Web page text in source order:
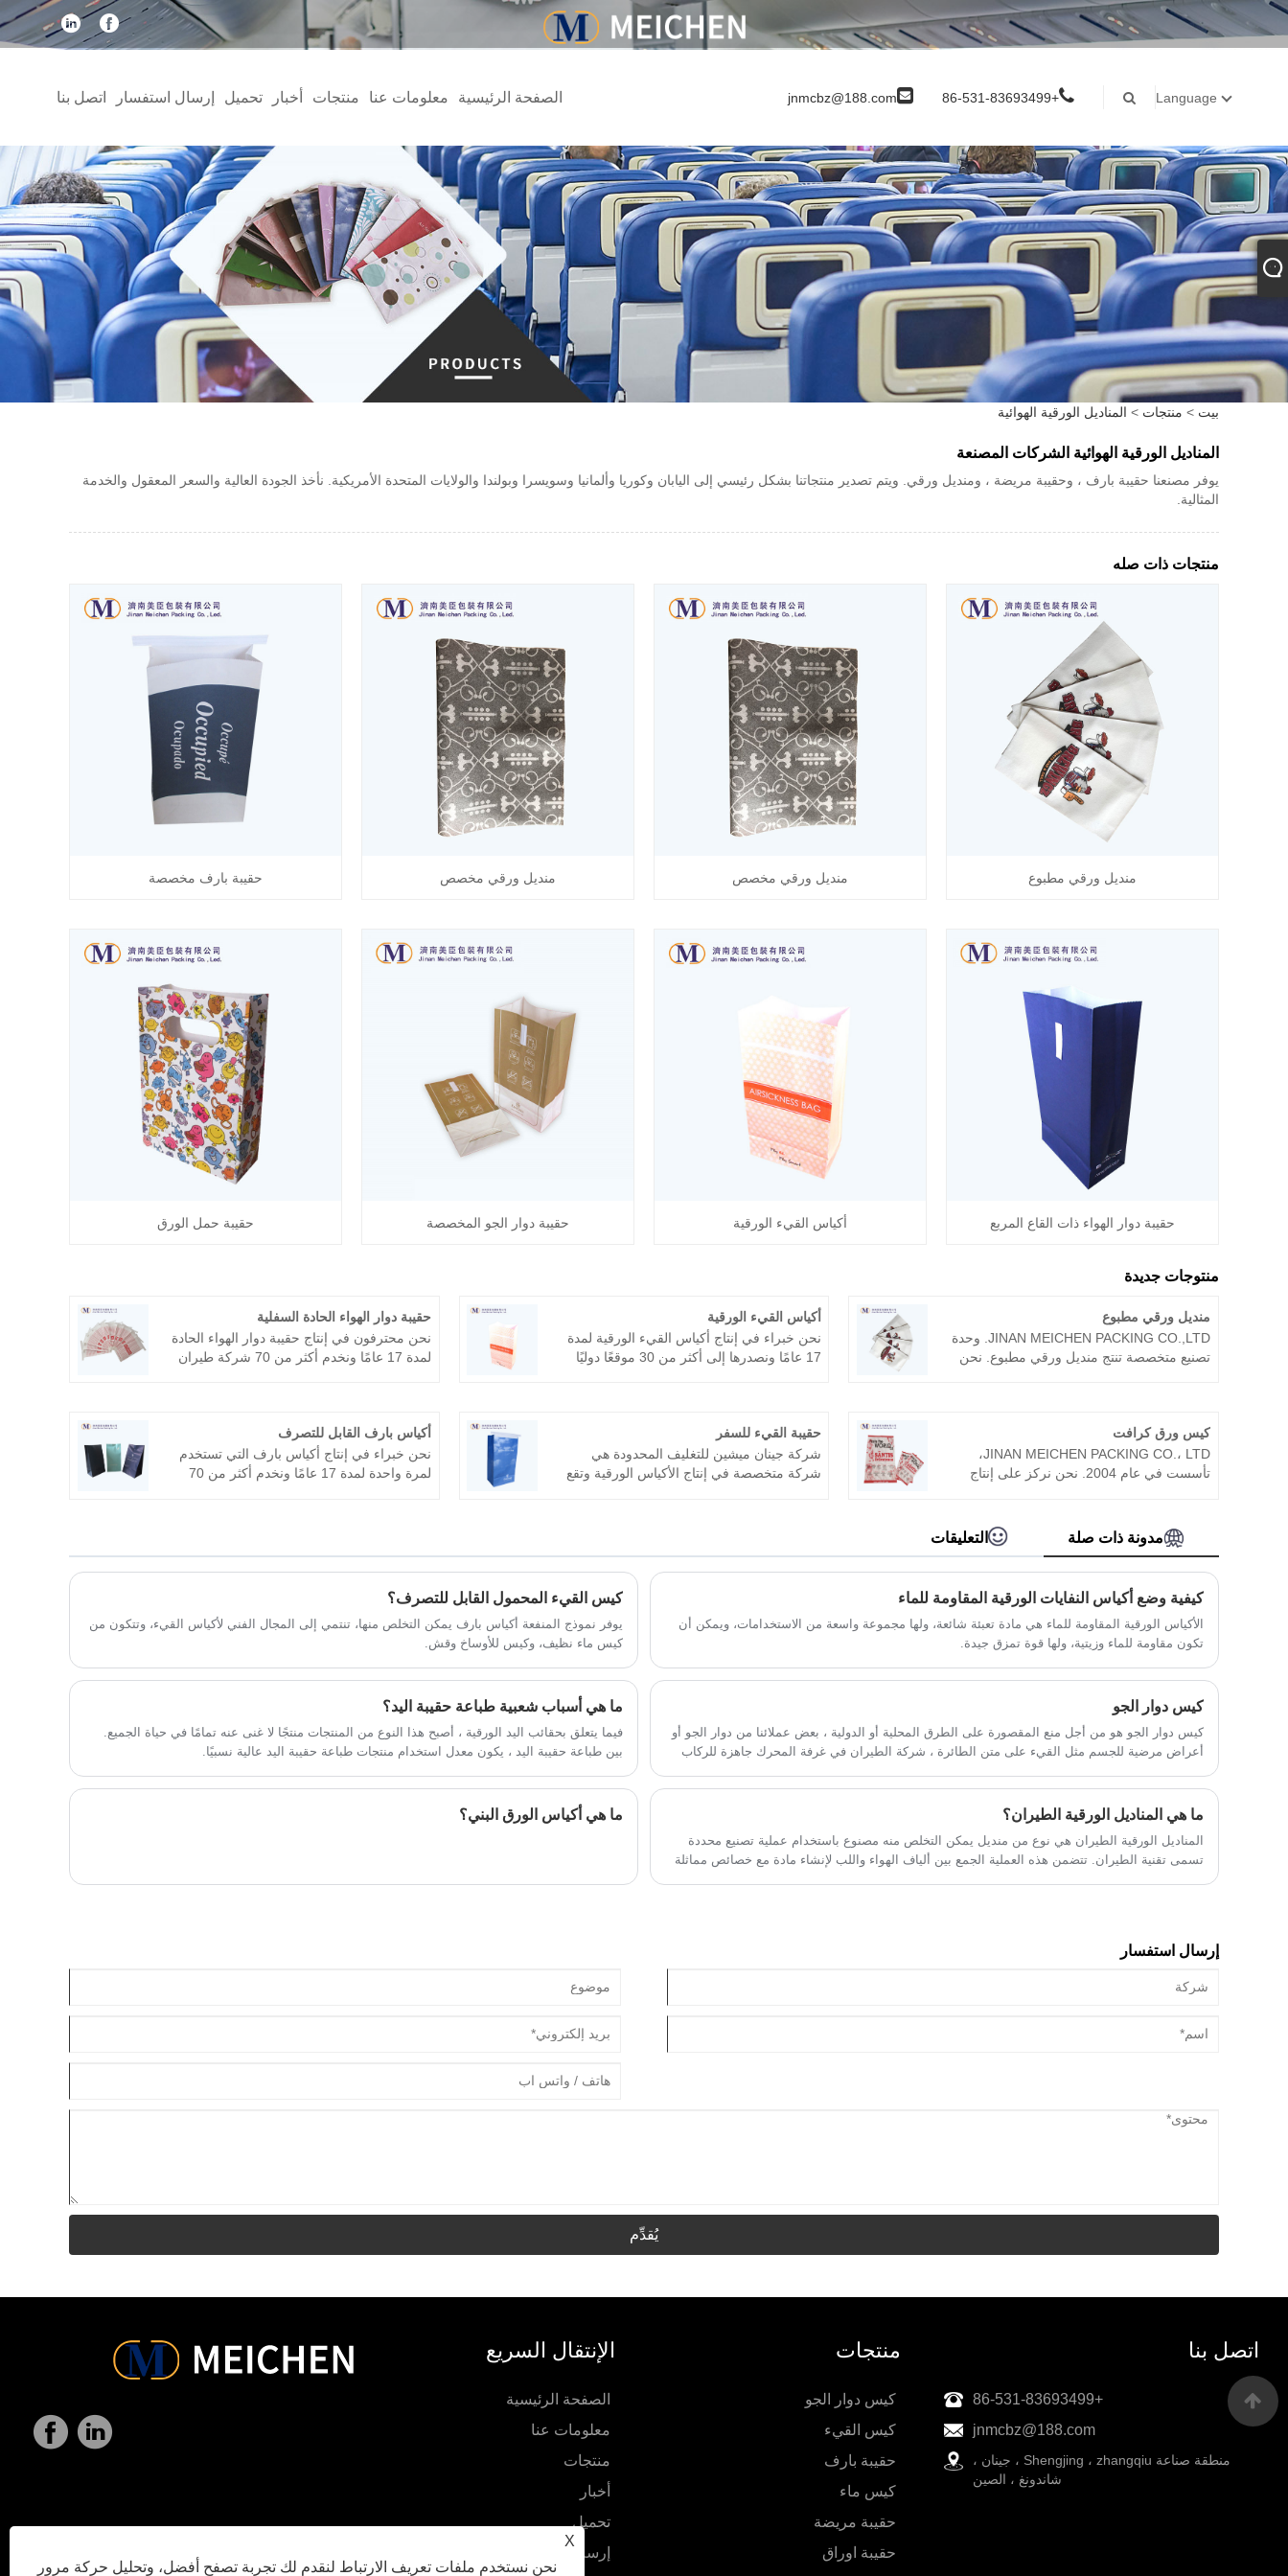
الصفحة الرئيسية معلومات عنا منتجات أخبار تحميل إرسال استفسار اتصل بنا jnmcbz@188.com +86-531-83693499 Language
بيت > منتجات > المناديل الورقية الهوائية
المناديل الورقية الهوائية الشركات المصنعة
يوفر مصنعنا حقيبة بارف ، وحقيبة مريضة ، ومنديل ورقي. ويتم تصدير منتجاتنا بشكل رئيسي إلى اليابان وكوريا وألمانيا وسويسرا وبولندا والولايات المتحدة الأمريكية. نأخذ الجودة العالية والسعر المعقول والخدمة
المثالية.
منتجات ذات صله
منديل ورقي مطبوع منديل ورقي مخصص منديل ورقي مخصص حقيبة بارف مخصصة
حقيبة دوار الهواء ذات القاع المربع أكياس القيء الورقية حقيبة دوار الجو المخصصة حقيبة حمل الورق
منتوجات جديدة
منديل ورقي مطبوع
JINAN MEICHEN PACKING CO.,LTD. وحدة
تصنيع متخصصة تنتج منديل ورقي مطبوع. نحن
نتمكن من التعاون معك لفترة طويلة.
أكياس القيء الورقية
نحن خبراء في إنتاج أكياس القيء الورقية لمدة
17 عامًا ونصدرها إلى أكثر من 30 موقعًا دوليًا
العملاء. نحن نرحب ترحيبا حارا بمفاوضات
المؤسسات التجارية مع العملاء القدامى
والمحتملين.
حقيبة دوار الهواء الحادة السفلية
نحن محترفون في إنتاج حقيبة دوار الهواء الحادة
لمدة 17 عامًا ونخدم أكثر من 70 شركة طيران
الجوية. إلخ. نأمل أن نصبح شريكك على المدى
الطويل في الصين.
كيس ورق كرافت
JINAN MEICHEN PACKING CO.، LTD،
تأسست في عام 2004. نحن نركز على إنتاج
إلى ذلك. نحن ننتج منتجات عالية الجودة ونقدم
خدمة جيدة للعديد من الشركات في جميع أنحاء
العالم ونحافظ على التشغيل الجيد معهم لسنوات
عديدة، ولم تحدث شكاوى كبيرة أبدًا.
حقيبة القيء للسفر
شركة جينان ميشين للتغليف المحدودة هي
شركة متخصصة في إنتاج الأكياس الورقية وتقع
بالإضافة إلى ذلك، نقدم مجموعة كاملة من
المزودين لعملائنا، بدءًا من تصميم اللوحات
والطباعة وصنع الأكياس وحتى خدمة التصدير.
كما يمكن الوصول إلى مزود OEM أيضًا.
أكياس بارف القابل للتصرف
نحن خبراء في إنتاج أكياس بارف التي تستخدم
لمرة واحدة لمدة 17 عامًا ونخدم أكثر من 70
مدونة ذات صلة التعليقات
كيفية وضع أكياس النفايات الورقية المقاومة للماء
الأكياس الورقية المقاومة للماء هي مادة تعبئة شائعة، ولها مجموعة واسعة من الاستخدامات، ويمكن أن
تكون مقاومة للماء وزيتية، ولها قوة تمزق جيدة.
كيس القيء المحمول القابل للتصرف؟
يوفر نموذج المنفعة أكياس بارف يمكن التخلص منها، تنتمي إلى المجال الفني لأكياس القيء، وتتكون من
كيس ماء نظيف، وكيس للأوساخ وقش.
كيس دوار الجو
كيس دوار الجو هو من أجل منع المقصورة على الطرق المحلية أو الدولية ، بعض عملائنا من دوار الجو أو
أعراض مرضية للجسم مثل القيء على متن الطائرة ، شركة الطيران في غرفة المحرك جاهزة للركاب
الركاب لا يحتاجون إلى القمامة.
ما هي أسباب شعبية طباعة حقيبة اليد؟
فيما يتعلق بحقائب اليد الورقية ، أصبح هذا النوع من المنتجات منتجًا لا غنى عنه تمامًا في حياة الجميع.
بين طباعة حقيبة اليد ، يكون معدل استخدام منتجات طباعة حقيبة اليد عالية نسبيًا.
ما هي المناديل الورقية الطيران؟
المناديل الورقية الطيران هي نوع من منديل يمكن التخلص منه مصنوع باستخدام عملية تصنيع محددة
تسمى تقنية الطيران. تتضمن هذه العملية الجمع بين ألياف الهواء واللب لإنشاء مادة مع خصائص مماثلة
ما هي أكياس الورق البني؟
إرسال استفسار
يُقدِّم
X
نحن نستخدم ملفات تعريف الارتباط لنقدم لك تجربة تصفح أفضل، وتحليل حركة مرور
الإنتقال السريع
الصفحة الرئيسية
معلومات عنا
منتجات
أخبار
تحميل
إرسال استفسار
منتجات
كيس دوار الجو
كيس القيء
حقيبة بارف
كيس ماء
حقيبة مريضة
حقيبة اوراق
اتصل بنا
+86-531-83693499
jnmcbz@188.com
منطقة صناعة Shengjing ، zhangqiu ، جينان ،
شاندونغ ، الصين